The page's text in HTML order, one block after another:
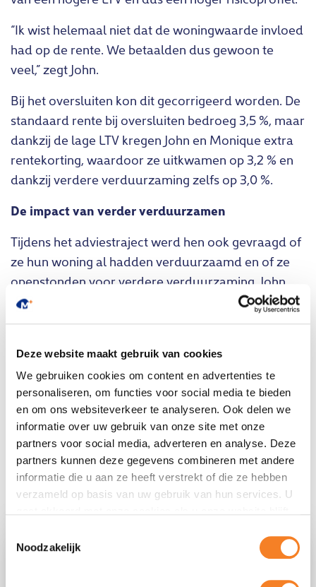
Deze website maakt gebruik van cookies
We gebruiken cookies om content en advertenties te
personaliseren, om functies voor social media te bieden
en om ons websiteverkeer te analyseren. Ook delen we
informatie over uw gebruik van onze site met onze
partners voor social media, adverteren en analyse. Deze
partners kunnen deze gegevens combineren met andere
informatie die u aan ze heeft verstrekt of die ze hebben
verzameld op basis van uw gebruik van hun services. U
Noodzakelijk
“Ik wist helemaal niet dat de woningwaarde invloed
had op de rente. We betaalden dus gewoon te
veel,” zegt John.
Bij het oversluiten kon dit gecorrigeerd worden. De
standaard rente bij oversluiten bedroeg 3,5 %, maar
dankzij de lage LTV kregen John en Monique extra
rentekorting, waardoor ze uitkwamen op 3,2 % en
dankzij verdere verduurzaming zelfs op 3,0 %.
De impact van verder verduurzamen
Tijdens het adviestraject werd hen ook gevraagd of
ze hun woning al hadden verduurzaamd en of ze
openstonden voor verdere verduurzaming. John
gaf aan dat hun woning momenteel energielabel E
heeft, maar dat er in de afgelopen jaren al
Vermoedelijk ligt het actuele energielabel nu rond
D, maar dat is nog niet officieel vastgesteld.
“We hadden al wat gedaan, maar het idee dat we
nu met slimme investeringen naar label A kunnen –
dat sprak ons enorm aan,” aldus Monique.
Ze besloten gebruik te maken van de mogelijkheid
om € 25.000,- extra te lenen voor verduurzaming.
zonnepanelen, thuisbatterijen, glasisolatie en een
warmtepomp installeren. Dit had drie belangrijke
Welkom op onze website voor